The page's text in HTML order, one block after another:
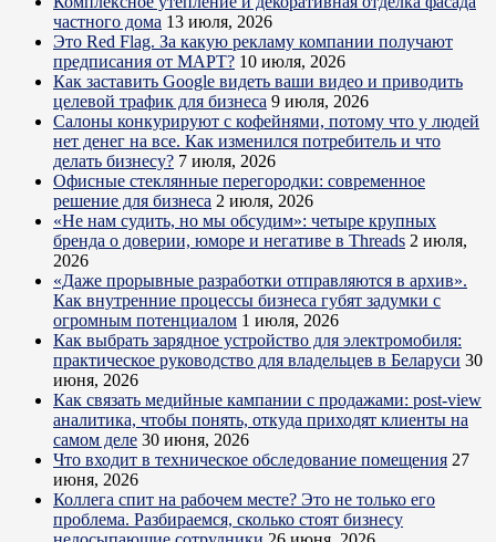
частного дома 13 июля, 2026
Это Red Flag. За какую рекламу компании получают
предписания от МАРТ? 10 июля, 2026
Как заставить Google видеть ваши видео и приводить
целевой трафик для бизнеса 9 июля, 2026
Салоны конкурируют с кофейнями, потому что у людей
нет денег на все. Как изменился потребитель и что
делать бизнесу? 7 июля, 2026
Офисные стеклянные перегородки: современное
решение для бизнеса 2 июля, 2026
«Не нам судить, но мы обсудим»: четыре крупных
бренда о доверии, юморе и негативе в Threads 2 июля,
2026
«Даже прорывные разработки отправляются в архив».
Как внутренние процессы бизнеса губят задумки с
огромным потенциалом 1 июля, 2026
Как выбрать зарядное устройство для электромобиля:
практическое руководство для владельцев в Беларуси 30
июня, 2026
Как связать медийные кампании с продажами: post-view
аналитика, чтобы понять, откуда приходят клиенты на
самом деле 30 июня, 2026
Что входит в техническое обследование помещения 27
июня, 2026
Коллега спит на рабочем месте? Это не только его
проблема. Разбираемся, сколько стоят бизнесу